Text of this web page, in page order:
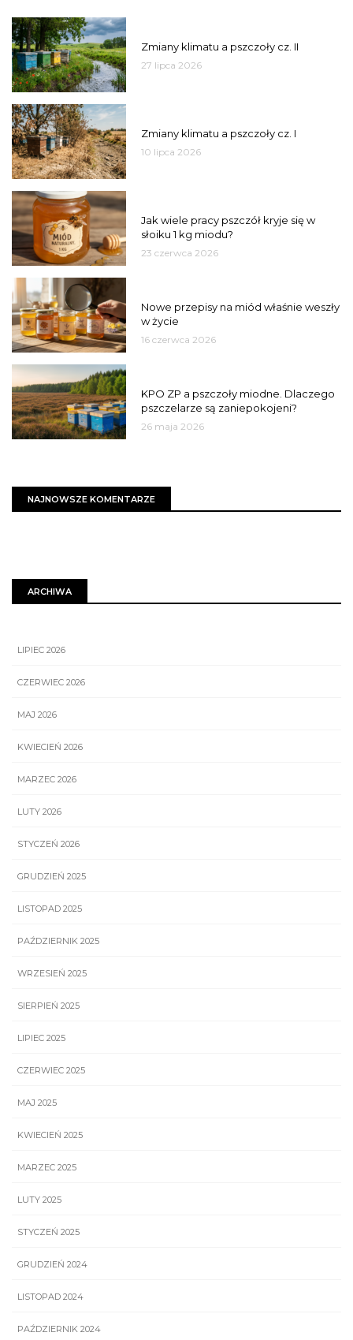
Zmiany klimatu a pszczoły cz. II
27 lipca 2026
Zmiany klimatu a pszczoły cz. I
10 lipca 2026
Jak wiele pracy pszczół kryje się w
słoiku 1 kg miodu?
23 czerwca 2026
Nowe przepisy na miód właśnie weszły
w życie
16 czerwca 2026
KPO ZP a pszczoły miodne. Dlaczego
pszczelarze są zaniepokojeni?
26 maja 2026
NAJNOWSZE KOMENTARZE
ARCHIWA
LIPIEC 2026
CZERWIEC 2026
MAJ 2026
KWIECIEŃ 2026
MARZEC 2026
LUTY 2026
STYCZEŃ 2026
GRUDZIEŃ 2025
LISTOPAD 2025
PAŹDZIERNIK 2025
WRZESIEŃ 2025
SIERPIEŃ 2025
LIPIEC 2025
CZERWIEC 2025
MAJ 2025
KWIECIEŃ 2025
MARZEC 2025
LUTY 2025
STYCZEŃ 2025
GRUDZIEŃ 2024
LISTOPAD 2024
PAŹDZIERNIK 2024